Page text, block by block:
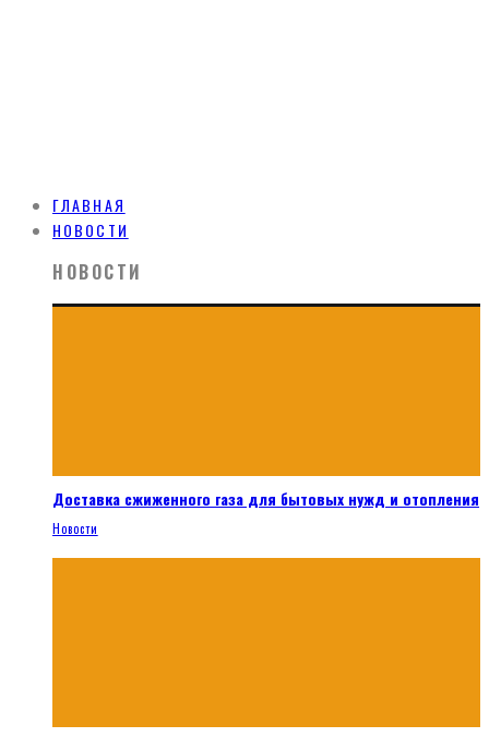
ГЛАВНАЯ
НОВОСТИ
НОВОСТИ
Доставка сжиженного газа для бытовых нужд и отопления
Новости